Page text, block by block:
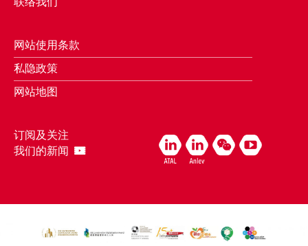
网站使用条款
私隐政策
网站地图
订阅及关注
我们的新闻